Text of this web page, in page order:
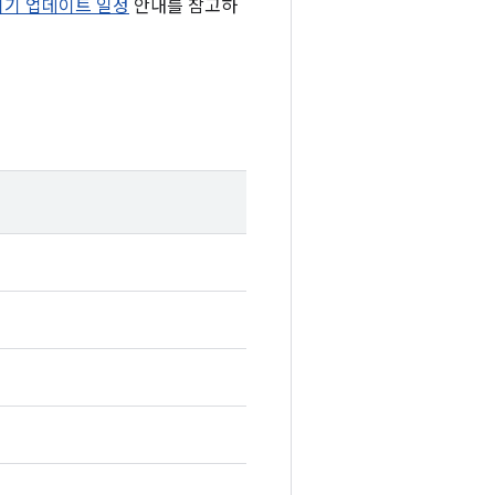
업데이트 일정 안내를 참고하